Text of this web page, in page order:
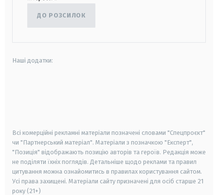
ДО РОЗСИЛОК
Наші додатки:
Всі комерційні рекламні матеріали позначені словами "Спецпроєкт"
чи "Партнерський матеріал". Матеріали з позначкою "Експерт",
"Позиція" відображають позицію авторів та героїв. Редакція може
не поділяти їхніх поглядів. Детальніше щодо реклами та правил
цитування можна ознайомитись в правилах користування сайтом.
Усі права захищені. Матеріали сайту призначені для осіб старше 21
року (21+)